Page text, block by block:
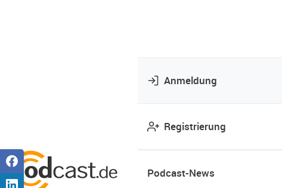
Anmeldung
Registrierung
Podcast-News